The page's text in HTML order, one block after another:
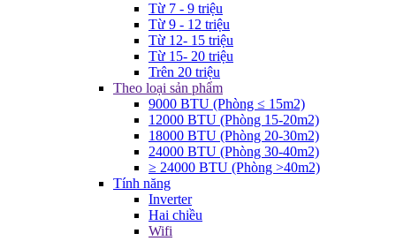
Từ 7 - 9 triệu
Từ 9 - 12 triệu
Từ 12- 15 triệu
Từ 15- 20 triệu
Trên 20 triệu
Theo loại sản phẩm
9000 BTU (Phòng ≤ 15m2)
12000 BTU (Phòng 15-20m2)
18000 BTU (Phòng 20-30m2)
24000 BTU (Phòng 30-40m2)
≥ 24000 BTU (Phòng >40m2)
Tính năng
Inverter
Hai chiều
Wifi